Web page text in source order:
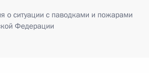
о ситуации с паводками и пожарами
Федерации